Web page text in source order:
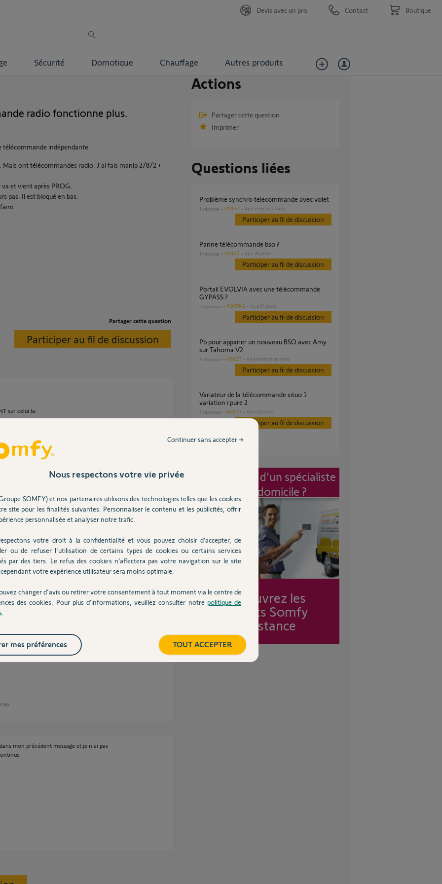
Sécurité Domotique Chauffage Autres produits
Devis avec un pro Contact Boutique
radio fonctionne plus.
indépendante.
Mais ont télécommandes radio. J'ai fais manip 2/8/2 +
et vient après PROG.
pas. Il est bloqué en bas.
Partager cette question
Participer au fil de discussion
sur celui la.
et "Descente" de la télécommande.
an
?
appréciés !
avait totalement perdue la mémoire. Elle
an
mon précédent message et je n'ai pas
Actions
Partager cette question
Imprimer
Questions liées
Problème synchro telecommande avec volet
1 réponse VOLET il y a environ 2 mois
Participer au fil de discussion
Panne télécommande bso ?
1 réponse VOLET il y a 20 jours
Participer au fil de discussion
portail EVOLVIA avec une télécommande
GYPASS ?
2 réponses PORTAIL il y a 24 jours
Participer au fil de discussion
Pb pour appairer un nouveau BSO avec Amy
sur Tahoma V2
7 réponses VOLET il y a environ un mois
Participer au fil de discussion
variateur de la télécommande situo 1
variation i pure 2
5 réponses VOLET il y a 10 jours
Participer au fil de discussion
Intervention d'un spécialiste
à mon domicile ?
Découvrez les
forfaits Somfy
Assistance
Nous respectons votre vie privée
SOMFY) et nos partenaires utilisons des technologies telles que les cookies
site pour les finalités suivantes: Personnaliser le contenu et les publicités, offrir
personnalisée et analyser notre trafic.
votre droit à la confidentialité et vous pouvez choisir d’accepter, de
ou de refuser l'utilisation de certains types de cookies ou certains services
par des tiers. Le refus des cookies n’affectera pas votre navigation sur le site
votre expérience utilisateur sera moins optimale.
changer d'avis ou retirer votre consentement à tout moment via le centre de
des cookies. Pour plus d’informations, veuillez consulter notre politique de
Continuer sans accepter →
TOUT ACCEPTER
mes préférences